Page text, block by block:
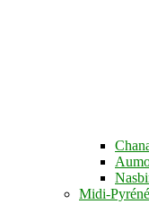
Midi-